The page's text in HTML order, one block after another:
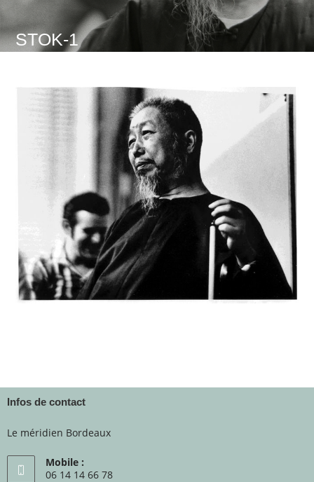
STOK-1
Infos de contact
Le méridien Bordeaux
Mobile :
06 14 14 66 78